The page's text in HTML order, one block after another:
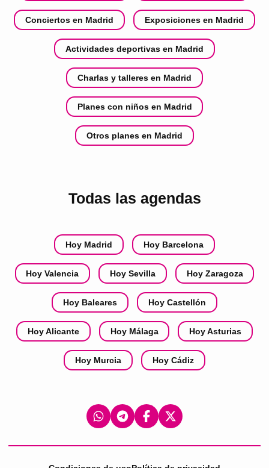
Conciertos en Madrid Exposiciones en Madrid
Actividades deportivas en Madrid
Charlas y talleres en Madrid
Planes con niños en Madrid
Otros planes en Madrid
Todas las agendas
Hoy Madrid Hoy Barcelona
Hoy Valencia Hoy Sevilla Hoy Zaragoza
Hoy Baleares Hoy Castellón
Hoy Alicante Hoy Málaga Hoy Asturias
Hoy Murcia Hoy Cádiz